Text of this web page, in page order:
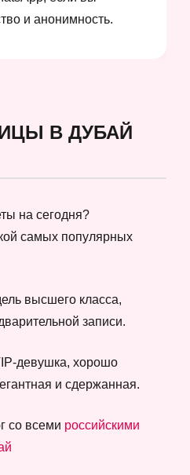
и анонимность.
В ДУБАЙ
на сегодня?
самых популярных
высшего класса,
записи.
девушка, хорошо
и сдержанная.
со всеми российскими